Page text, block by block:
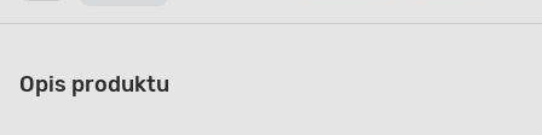
Opis produktu